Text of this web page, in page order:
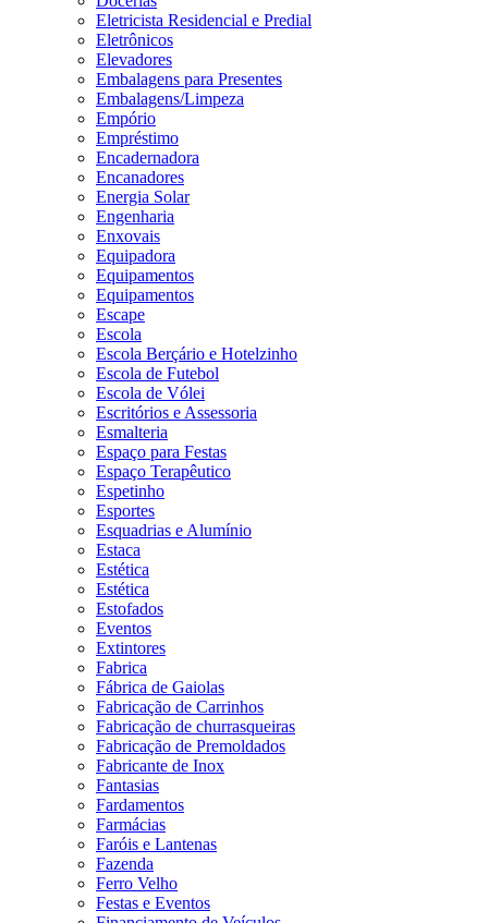
Eletricista Residencial e Predial
Eletrônicos
Elevadores
Embalagens para Presentes
Embalagens/Limpeza
Empório
Empréstimo
Encadernadora
Encanadores
Energia Solar
Engenharia
Enxovais
Equipadora
Equipamentos
Equipamentos
Escape
Escola
Escola Berçário e Hotelzinho
Escola de Futebol
Escola de Vólei
Escritórios e Assessoria
Esmalteria
Espaço para Festas
Espaço Terapêutico
Espetinho
Esportes
Esquadrias e Alumínio
Estaca
Estética
Estética
Estofados
Eventos
Extintores
Fabrica
Fábrica de Gaiolas
Fabricação de Carrinhos
Fabricação de churrasqueiras
Fabricação de Premoldados
Fabricante de Inox
Fantasias
Fardamentos
Farmácias
Faróis e Lantenas
Fazenda
Ferro Velho
Festas e Eventos